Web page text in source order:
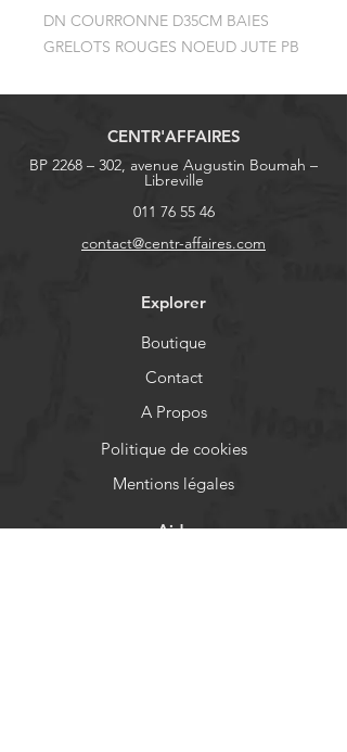
DN COURRONNE D35CM BAIES
GRELOTS ROUGES NOEUD JUTE PB
CENTR'AFFAIRES
BP 2268 – 302, avenue Augustin Boumah –
Libreville
011 76 55 46
contact@centr-affaires.com
Explorer
Boutique
Contact
A Propos
Politique de cookies
Mentions légales
Aide